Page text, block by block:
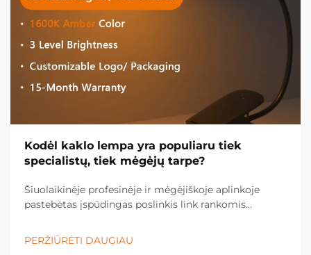
Kodėl kaklo lempa yra populiaru tiek
specialistų, tiek mėgėjų tarpe?
Šiuolaikinėje profesinėje ir mėgėjiškoje aplinkoje
pastebėtas įspūdingas poslinkis link rankomis
tapo būtina įranga įvairiose pramonės šakose ir
asmeninėse srityse. Šis inovacinis apšvietimas...
PERŽIŪRĖTI DAUGIAU